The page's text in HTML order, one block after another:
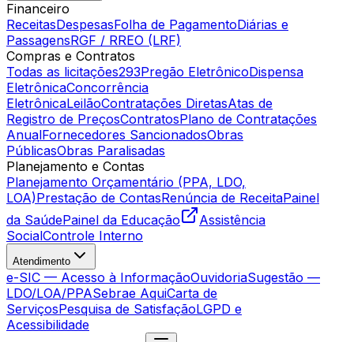
Financeiro
ReceitasDespesasFolha de PagamentoDiárias e
PassagensRGF / RREO (LRF)
Compras e Contratos
Todas as licitações293Pregão EletrônicoDispensa
EletrônicaConcorrência
EletrônicaLeilãoContratações DiretasAtas de
Registro de PreçosContratosPlano de Contratações
AnualFornecedores SancionadosObras
PúblicasObras Paralisadas
Planejamento e Contas
Planejamento Orçamentário (PPA, LDO,
LOA)Prestação de ContasRenúncia de ReceitaPainel
da SaúdePainel da Educação
Assistência
SocialControle Interno
Atendimento
e-SIC — Acesso à InformaçãoOuvidoriaSugestão —
LDO/LOA/PPASebrae AquiCarta de
ServiçosPesquisa de SatisfaçãoLGPD e
Acessibilidade